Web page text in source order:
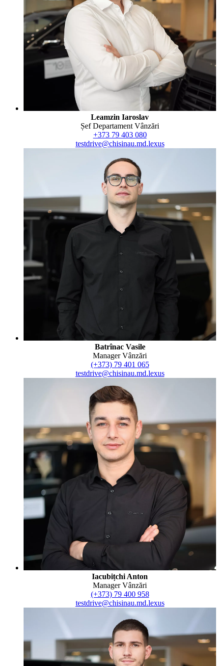
Leamzin Iaroslav
Șef Departament Vânzări
+373 79 403 080
testdrive@chisinau.md.lexus
Batrînac Vasile
Manager Vânzări
(+373) 79 401 065
testdrive@chisinau.md.lexus
Iacubițchi Anton
Manager Vânzări
(+373) 79 400 958
testdrive@chisinau.md.lexus